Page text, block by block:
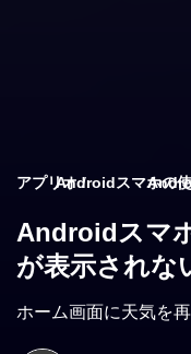
アプリオAndroidスマホの
Androidスマ
が表示されな
ホーム画面に天気を